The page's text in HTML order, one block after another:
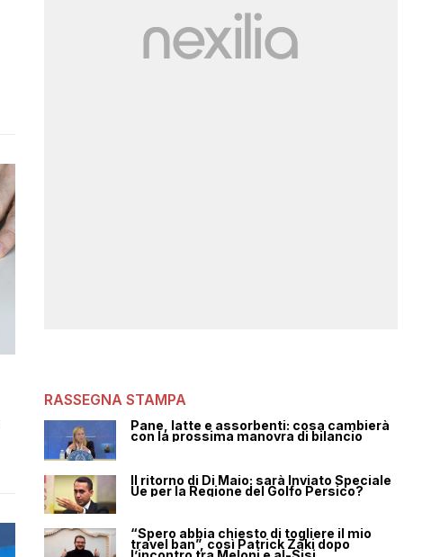
RASSEGNA STAMPA
Pane, latte e assorbenti: cosa cambierà
con la prossima manovra di bilancio
Il ritorno di Di Maio: sarà Inviato Speciale
Ue per la Regione del Golfo Persico?
“Spero abbia chiesto di togliere il mio
travel ban”, così Patrick Zaki dopo